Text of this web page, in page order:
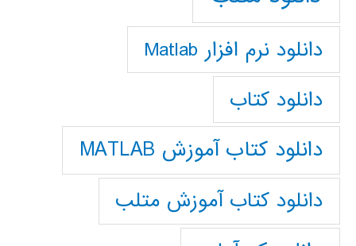
دانلود نرم افزار Matlab
دانلود کتاب
دانلود کتاب آموزش MATLAB
دانلود کتاب آموزش متلب